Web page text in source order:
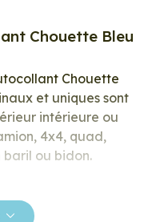
Chouette Bleu
Chouette
et uniques sont
intérieure ou
4x4, quad,
baril ou bidon.
vous inspirer parmi